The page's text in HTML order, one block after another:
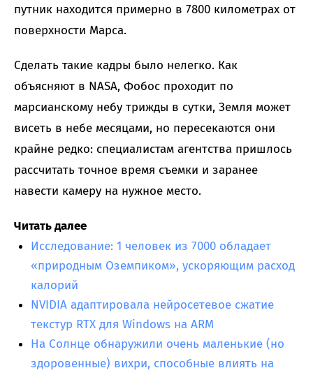
путник находится примерно в 7800 километрах от
поверхности Марса.
Сделать такие кадры было нелегко. Как
объясняют в NASA, Фобос проходит по
марсианскому небу трижды в сутки, Земля может
висеть в небе месяцами, но пересекаются они
крайне редко: специалистам агентства пришлось
рассчитать точное время съемки и заранее
навести камеру на нужное место.
Читать далее
Исследование: 1 человек из 7000 обладает
«природным Оземпиком», ускоряющим расход
калорий
NVIDIA адаптировала нейросетевое сжатие
текстур RTX для Windows на ARM
На Солнце обнаружили очень маленькие (но
здоровенные) вихри, способные влиять на